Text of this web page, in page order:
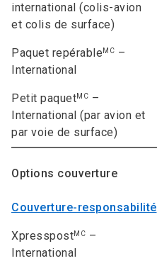
international (colis-avion
et colis de surface)
Paquet repérable MC –
International
Petit paquetMC –
International (par avion et
par voie de surface)
Options couverture
Couverture-responsabilité
XpresspostMC –
International